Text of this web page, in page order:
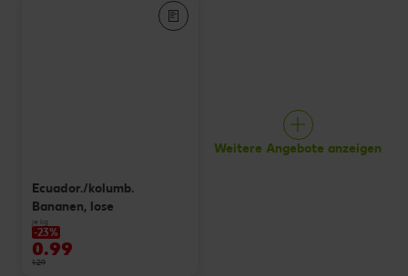
Ecuador./kolumb.
Bananen, lose
je kg
-23%
0.99
1.29
Weitere Angebote anzeigen